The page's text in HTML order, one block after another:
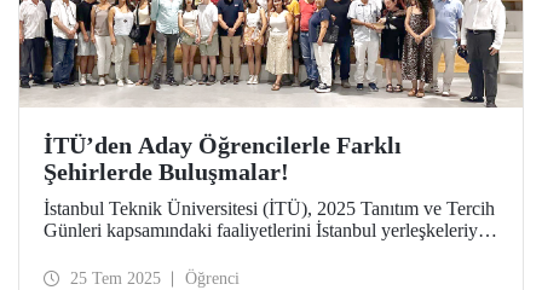
İTÜ’den Aday Öğrencilerle Farklı
Şehirlerde Buluşmalar!
İstanbul Teknik Üniversitesi (İTÜ), 2025 Tanıtım ve Tercih
Günleri kapsamındaki faaliyetlerini İstanbul yerleşkeleriyle
Mezun derneklerinin desteğiyle hayata geçen buluşmalar
25 Tem 2025 Öğrenci